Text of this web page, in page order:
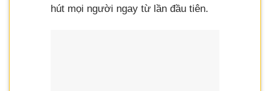
hút mọi người ngay từ lần đầu tiên.